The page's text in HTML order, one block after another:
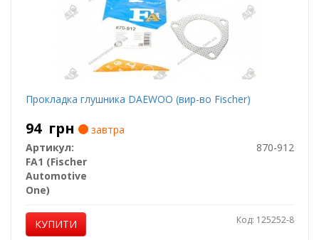
Прокладка глушника DAEWOO (вир-во Fischer)
94 грн
завтра
Артикул:
870-912
FA1 (Fischer
Automotive
One)
КУПИТИ Код: 125252-8